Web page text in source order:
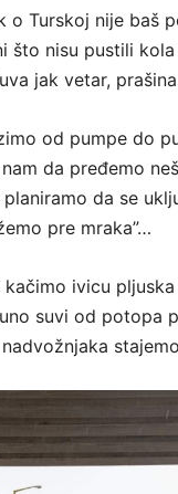
o Turskoj nije baš
što nisu pustili
jak vetar,
od pumpe do
da pređemo
da se
pre mraka”…
ivicu
suvi od potopa